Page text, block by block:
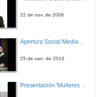
22 de nov. de 2006
Apertura Social Media Day 2016
25 de xan. de 2016